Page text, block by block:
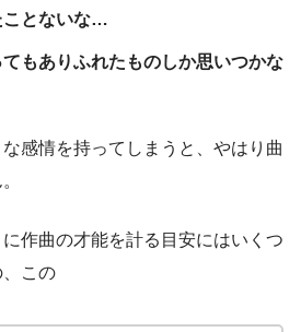
ことないな…
もありふれたものしか思いつかな
感情を持ってしまうと、やはり曲
作曲の才能を計る目安にはいくつ
この